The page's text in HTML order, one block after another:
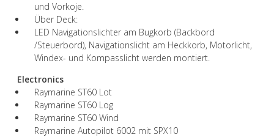
und Vorkoje.
Über Deck:
LED Navigationslichter am Bugkorb (Backbord
/Steuerbord), Navigationslicht am Heckkorb, Motorlicht,
Windex- und Kompasslicht werden montiert.
Electronics
Raymarine ST60 Lot
Raymarine ST60 Log
Raymarine ST60 Wind
Raymarine Autopilot 6002 mit SPX10